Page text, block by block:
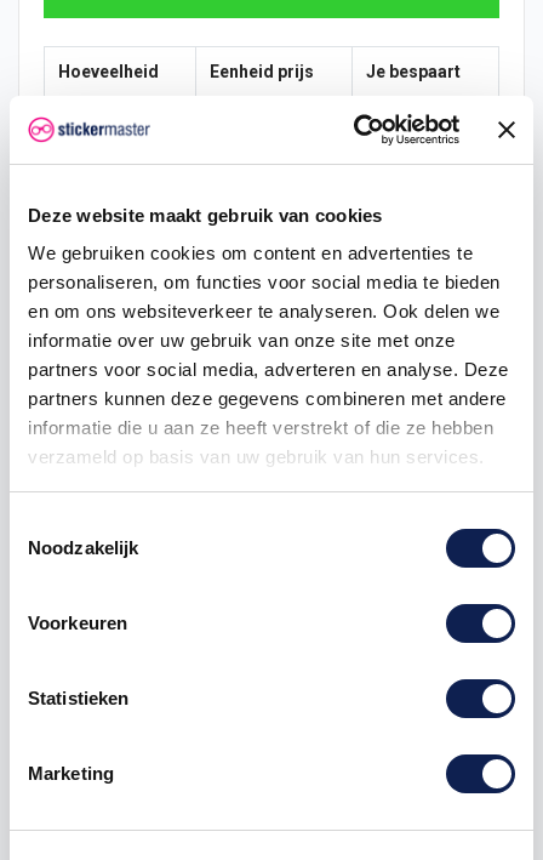
Deze website maakt gebruik van cookies
We gebruiken cookies om content en advertenties te
personaliseren, om functies voor social media te bieden
en om ons websiteverkeer te analyseren. Ook delen we
informatie over uw gebruik van onze site met onze
partners voor social media, adverteren en analyse. Deze
partners kunnen deze gegevens combineren met andere
informatie die u aan ze heeft verstrekt of die ze hebben
verzameld op basis van uw gebruik van hun services.
Noodzakelijk
Voorkeuren
Statistieken
Marketing
Hoeveelheid Eenheid prijs Je bespaart
10 € 19,36
25 € 6,29 € 84,70
50 € 5,81 € 193,60
200 € 4,84 € 968,00
500 € 3,87 € 2.904,00
Veelgestelde vragen